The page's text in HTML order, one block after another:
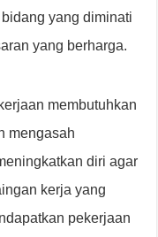
yang diminati
yang berharga.
membutuhkan
mengasah
diri agar
kerja yang
pekerjaan